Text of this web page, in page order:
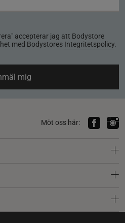
accepterar jag att Bodystore
med Bodystores Integritetspolicy.
mig
Möt oss här: